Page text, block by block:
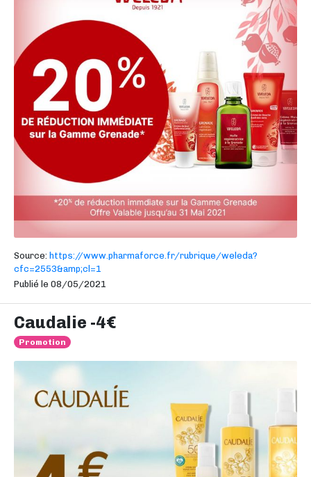
Source: https://www.pharmaforce.fr/rubrique/weleda?
cfc=2553&amp;cl=1
Publié le 08/05/2021
Caudalie -4€
Promotion